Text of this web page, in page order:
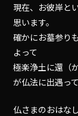
現在、お彼岸と
思います。
確かにお墓参り
よって
極楽浄土に還（
が仏法に出遇っ
仏さまのおはな